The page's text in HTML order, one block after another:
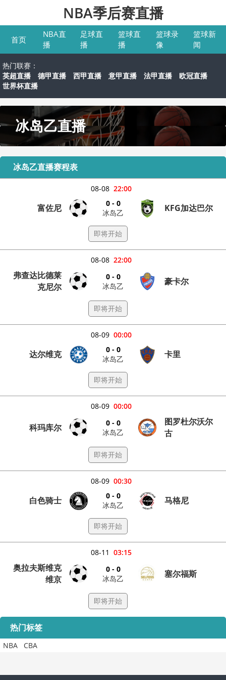
NBA季后赛直播
首页
NBA直
播
足球直
播
篮球直
播
篮球录
像
篮球新
闻
热门联赛：
英超直播
德甲直播 西甲直播 意甲直播 法甲直播
欧冠直播
世界杯直播
冰岛乙直播
冰岛乙直播赛程表
22:00
08-08
富佐尼
0 - 0
冰岛乙
KFG加达巴尔
即将开始
22:00
08-08
弗查达比德莱
克尼尔
0 - 0
冰岛乙
豪卡尔
即将开始
00:00
08-09
达尔维克
0 - 0
冰岛乙
卡里
即将开始
00:00
08-09
科玛库尔
0 - 0
冰岛乙
图罗杜尔沃尔
古
即将开始
00:30
08-09
白色骑士
0 - 0
冰岛乙
马格尼
即将开始
03:15
08-11
奥拉夫斯维克
维京
0 - 0
冰岛乙
塞尔福斯
即将开始
热门标签
NBA CBA